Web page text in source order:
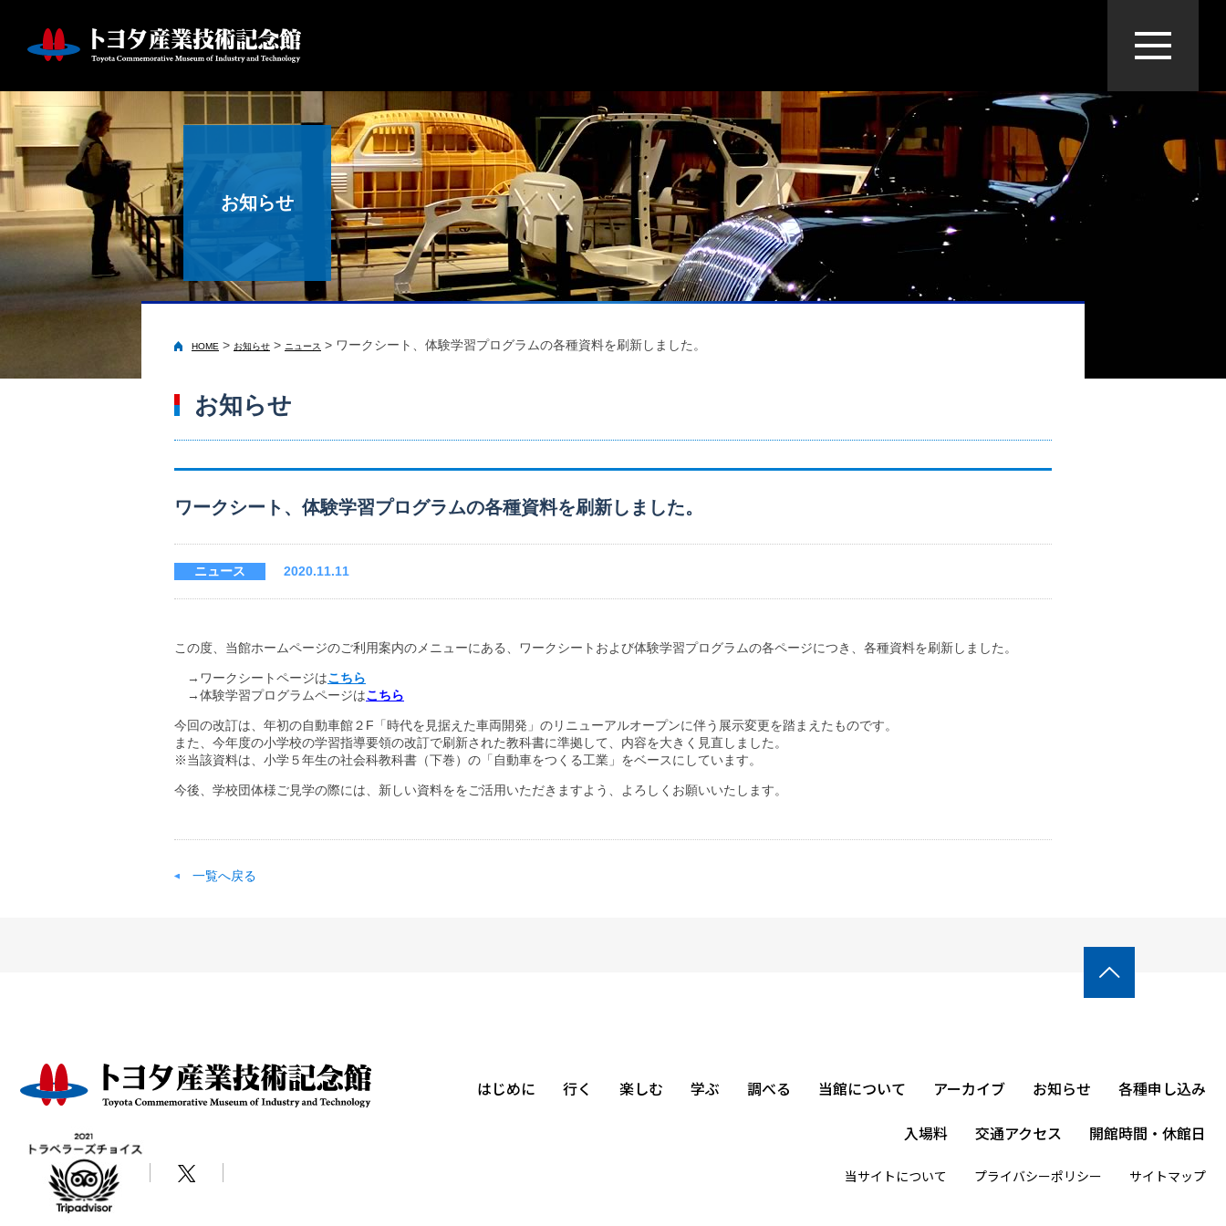
お知らせ
HOME > お知らせ > ニュース > ワークシート、体験学習プログラムの各種資料を刷新しました。
お知らせ
ワークシート、体験学習プログラムの各種資料を刷新しました。
ニュース 2020.11.11
この度、当館ホームページのご利用案内のメニューにある、ワークシートおよび体験学習プログラムの各ページにつき、各種資料を刷新しました。
→ワークシートページはこちら
→体験学習プログラムページはこちら
今回の改訂は、年初の自動車館２F「時代を見据えた車両開発」のリニューアルオープンに伴う展示変更を踏まえたものです。
また、今年度の小学校の学習指導要領の改訂で刷新された教科書に準拠して、内容を大きく見直しました。
※当該資料は、小学５年生の社会科教科書（下巻）の「自動車をつくる工業」をベースにしています。
今後、学校団体様ご見学の際には、新しい資料ををご活用いただきますよう、よろしくお願いいたします。
一覧へ戻る

はじめに 行く 楽しむ 学ぶ 調べる 当館について アーカイブ お知らせ 各種申し込み
入場料 交通アクセス 開館時間・休館日
当サイトについて プライバシーポリシー サイトマップ